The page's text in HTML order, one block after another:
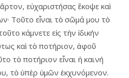
εὐχαριστήσας ἔκοψε καὶ
Τοῦτο εἶναι τὸ σῶμά μου τὸ
κάμνετε εἰς τὴν ἰδικήν
καὶ τὸ ποτήριον, ἀφοῦ
τὸ ποτήριον εἶναι ἡ καινή
τὸ ὑπὲρ ὑμῶν ἐκχυνόμενον.